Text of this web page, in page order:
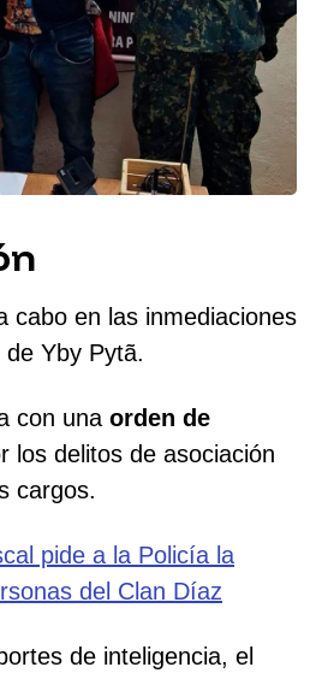
cabo en las inmediaciones
Yby Pytã.
con una orden de
los delitos de asociación
cargos.
pide a la Policía la
del Clan Díaz
de inteligencia, el